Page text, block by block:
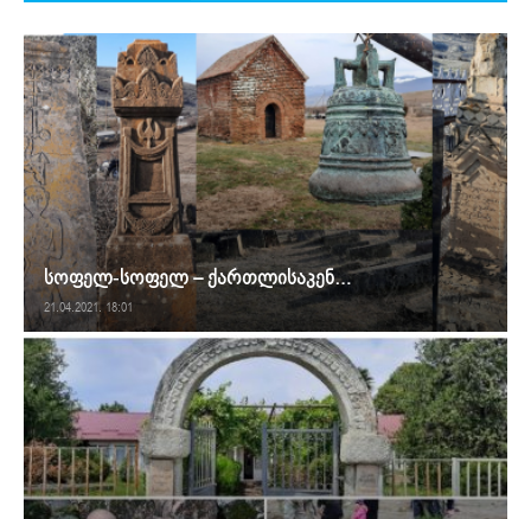
სოფელ-სოფელ – ქართლისაკენ…
21.04.2021. 18:01